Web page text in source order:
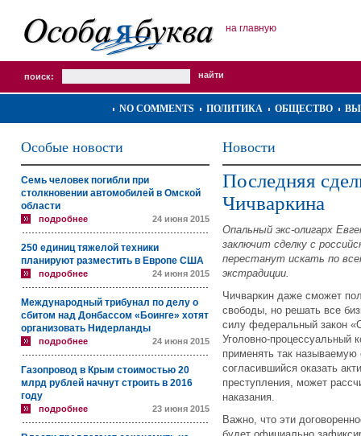
на главную
поиск:
NO COMMENTS ПОЛИТИКА ОБЩЕСТВО
Особые новости
Семь человек погибли при
столкновении автомобилей в Омской
области
подробнее 24 июня 2015
250 единиц тяжелой техники
планируют разместить в Европе США
подробнее 24 июня 2015
Международный трибунал по делу о
сбитом над Донбассом «Боинге» хотят
организовать Нидерланды
подробнее 24 июня 2015
Газопровод в Крым стоимостью 20
млрд рублей начнут строить в 2016
году
подробнее 23 июня 2015
Новости
Последняя
Чичваркина
Опальный экс-олигарх
заключит сделку с
перестанут искать по
экстрадиции.
Чичваркин даже сможет
свободы, но решать все
силу федеральный закон
Уголовно-процессуальный
применять так
согласившийся оказать
преступления, может
наказания.
Важно, что эти